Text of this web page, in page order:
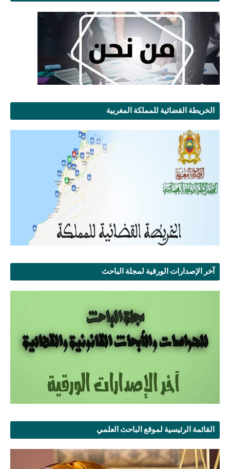
الخريطة القضائية للمملكة المغربية
آخر الإصدارات الورقية لمجلة الباحث
القائمة الرئيسية لموقع الباحث العلمي